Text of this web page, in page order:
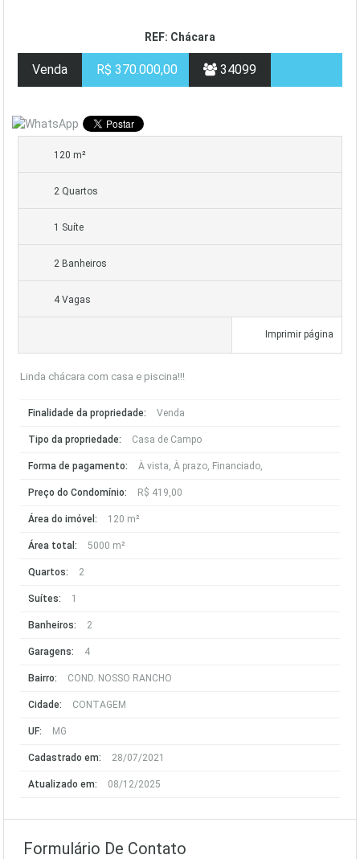
REF: Chácara
Venda R$ 370.000,00 34099
120 m²
2 Quartos
1 Suíte
2 Banheiros
4 Vagas
Imprimir página
Linda chácara com casa e piscina!!!
Finalidade da propriedade: Venda
Tipo da propriedade: Casa de Campo
Forma de pagamento: À vista, À prazo, Financiado,
Preço do Condomínio: R$ 419,00
Área do imóvel: 120 m²
Área total: 5000 m²
Quartos: 2
Suítes: 1
Banheiros: 2
Garagens: 4
Bairro: COND. NOSSO RANCHO
Cidade: CONTAGEM
UF: MG
Cadastrado em: 28/07/2021
Atualizado em: 08/12/2025
Formulário De Contato